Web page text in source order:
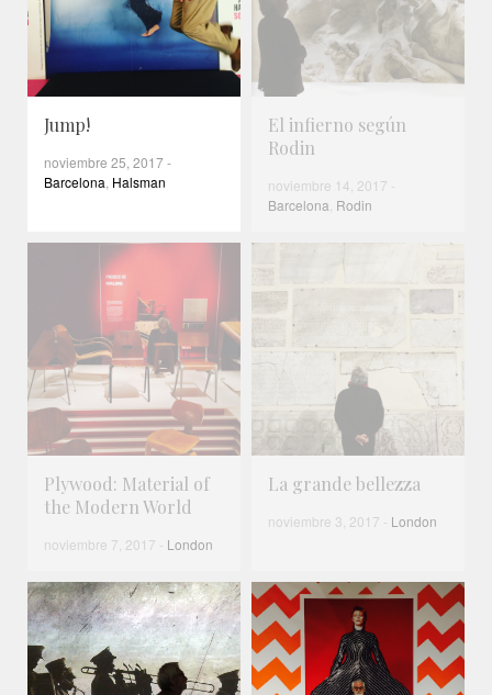
Jump!
noviembre 25, 2017-
Barcelona, Halsman
El infierno según
Rodin
noviembre 14, 2017 -
Barcelona, Rodin
Plywood: Material of
the Modern World
noviembre 7, 2017 - London
La grande bellezza
noviembre 3, 2017 - London